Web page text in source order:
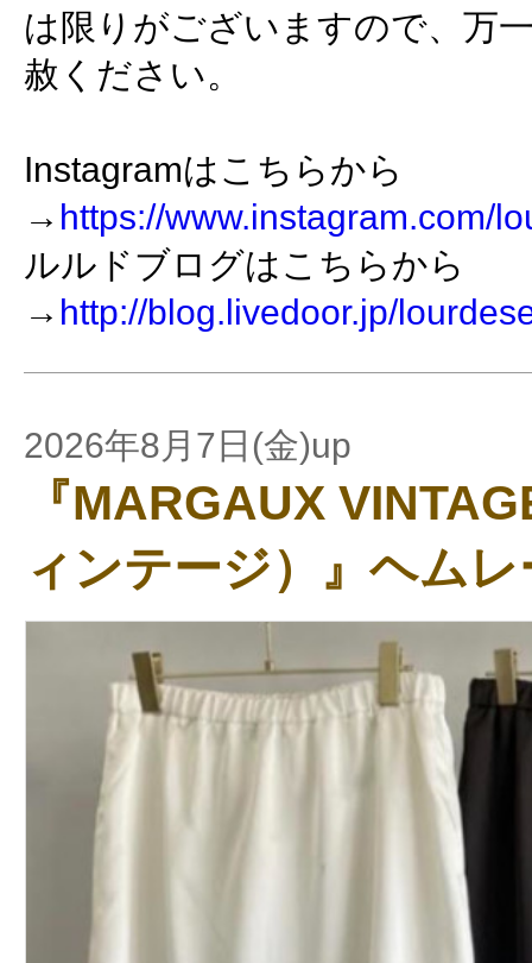
は限りがございますので、万
赦ください。
Instagramはこちらから
→ https://www.instagram.com/
ルルドブログはこちらから
→ http://blog.livedoor.jp/
2026年8月7日(金)up
『MARGAUX
ィンテージ）』ヘム